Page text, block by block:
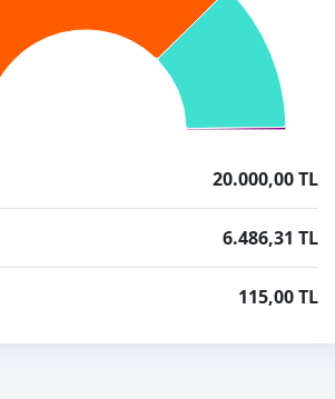
20.000,00 TL
6.486,31 TL
115,00 TL